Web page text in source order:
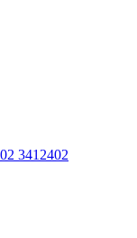
3412402